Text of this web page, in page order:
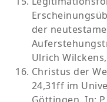
der
Ulrich
Christus der
24,31ff im